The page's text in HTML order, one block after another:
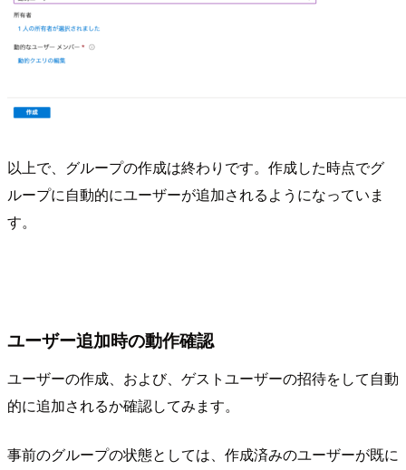
以上で、グループの作成は終わりです。作成した時点でグ
ループに自動的にユーザーが追加されるようになっていま
す。
ユーザー追加時の動作確認
ユーザーの作成、および、ゲストユーザーの招待をして自動
的に追加されるか確認してみます。
事前のグループの状態としては、作成済みのユーザーが既に